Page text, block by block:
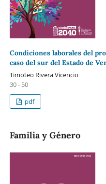
Condiciones laborales del
caso del sur del Estado de
Timoteo Rivera Vicencio
30 - 50
pdf
Familia y Género